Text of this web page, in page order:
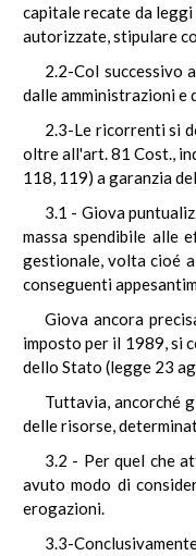
capitale recate da
autorizzate, stipulare
2.2-Col successivo
dalle amministrazioni e
2.3-Le ricorrenti si
oltre all'art. 81 Cost.,
118, 119) a garanzia
3.1 - Giova
massa spendibile alle
gestionale, volta cioé
conseguenti
Giova ancora
imposto per il 1989, si
dello Stato (legge 23
Tuttavia, ancorché
delle risorse,
3.2 - Per quel che
avuto modo di
erogazioni.
3.3-